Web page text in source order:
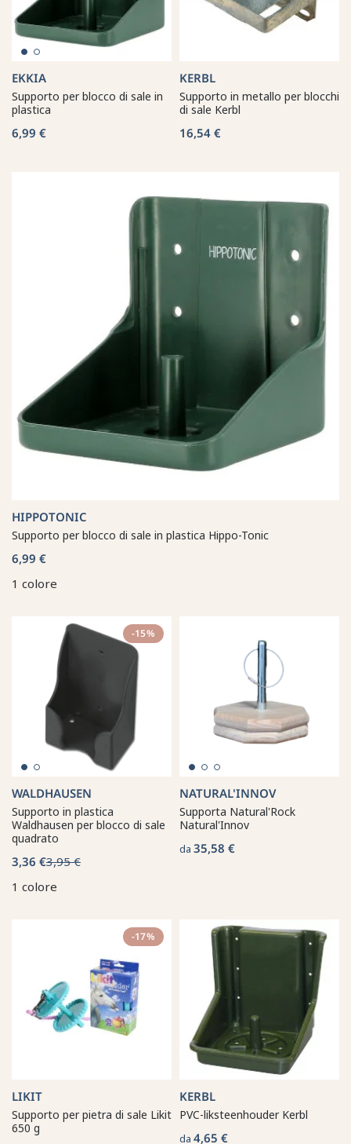
EKKIA
Supporto per blocco di sale in
plastica
6,99 €
KERBL
Supporto in metallo per blocchi
di sale Kerbl
16,54 €
HIPPOTONIC
Supporto per blocco di sale in plastica Hippo-Tonic
6,99 €
1 colore
-15%
WALDHAUSEN
Supporto in plastica
Waldhausen per blocco di sale
quadrato
3,36 €3,95 €
1 colore
NATURAL'INNOV
Supporta Natural'Rock
Natural'Innov
da 35,58 €
-17%
LIKIT
Supporto per pietra di sale Likit
650 g
KERBL
PVC-liksteenhouder Kerbl
da 4,65 €